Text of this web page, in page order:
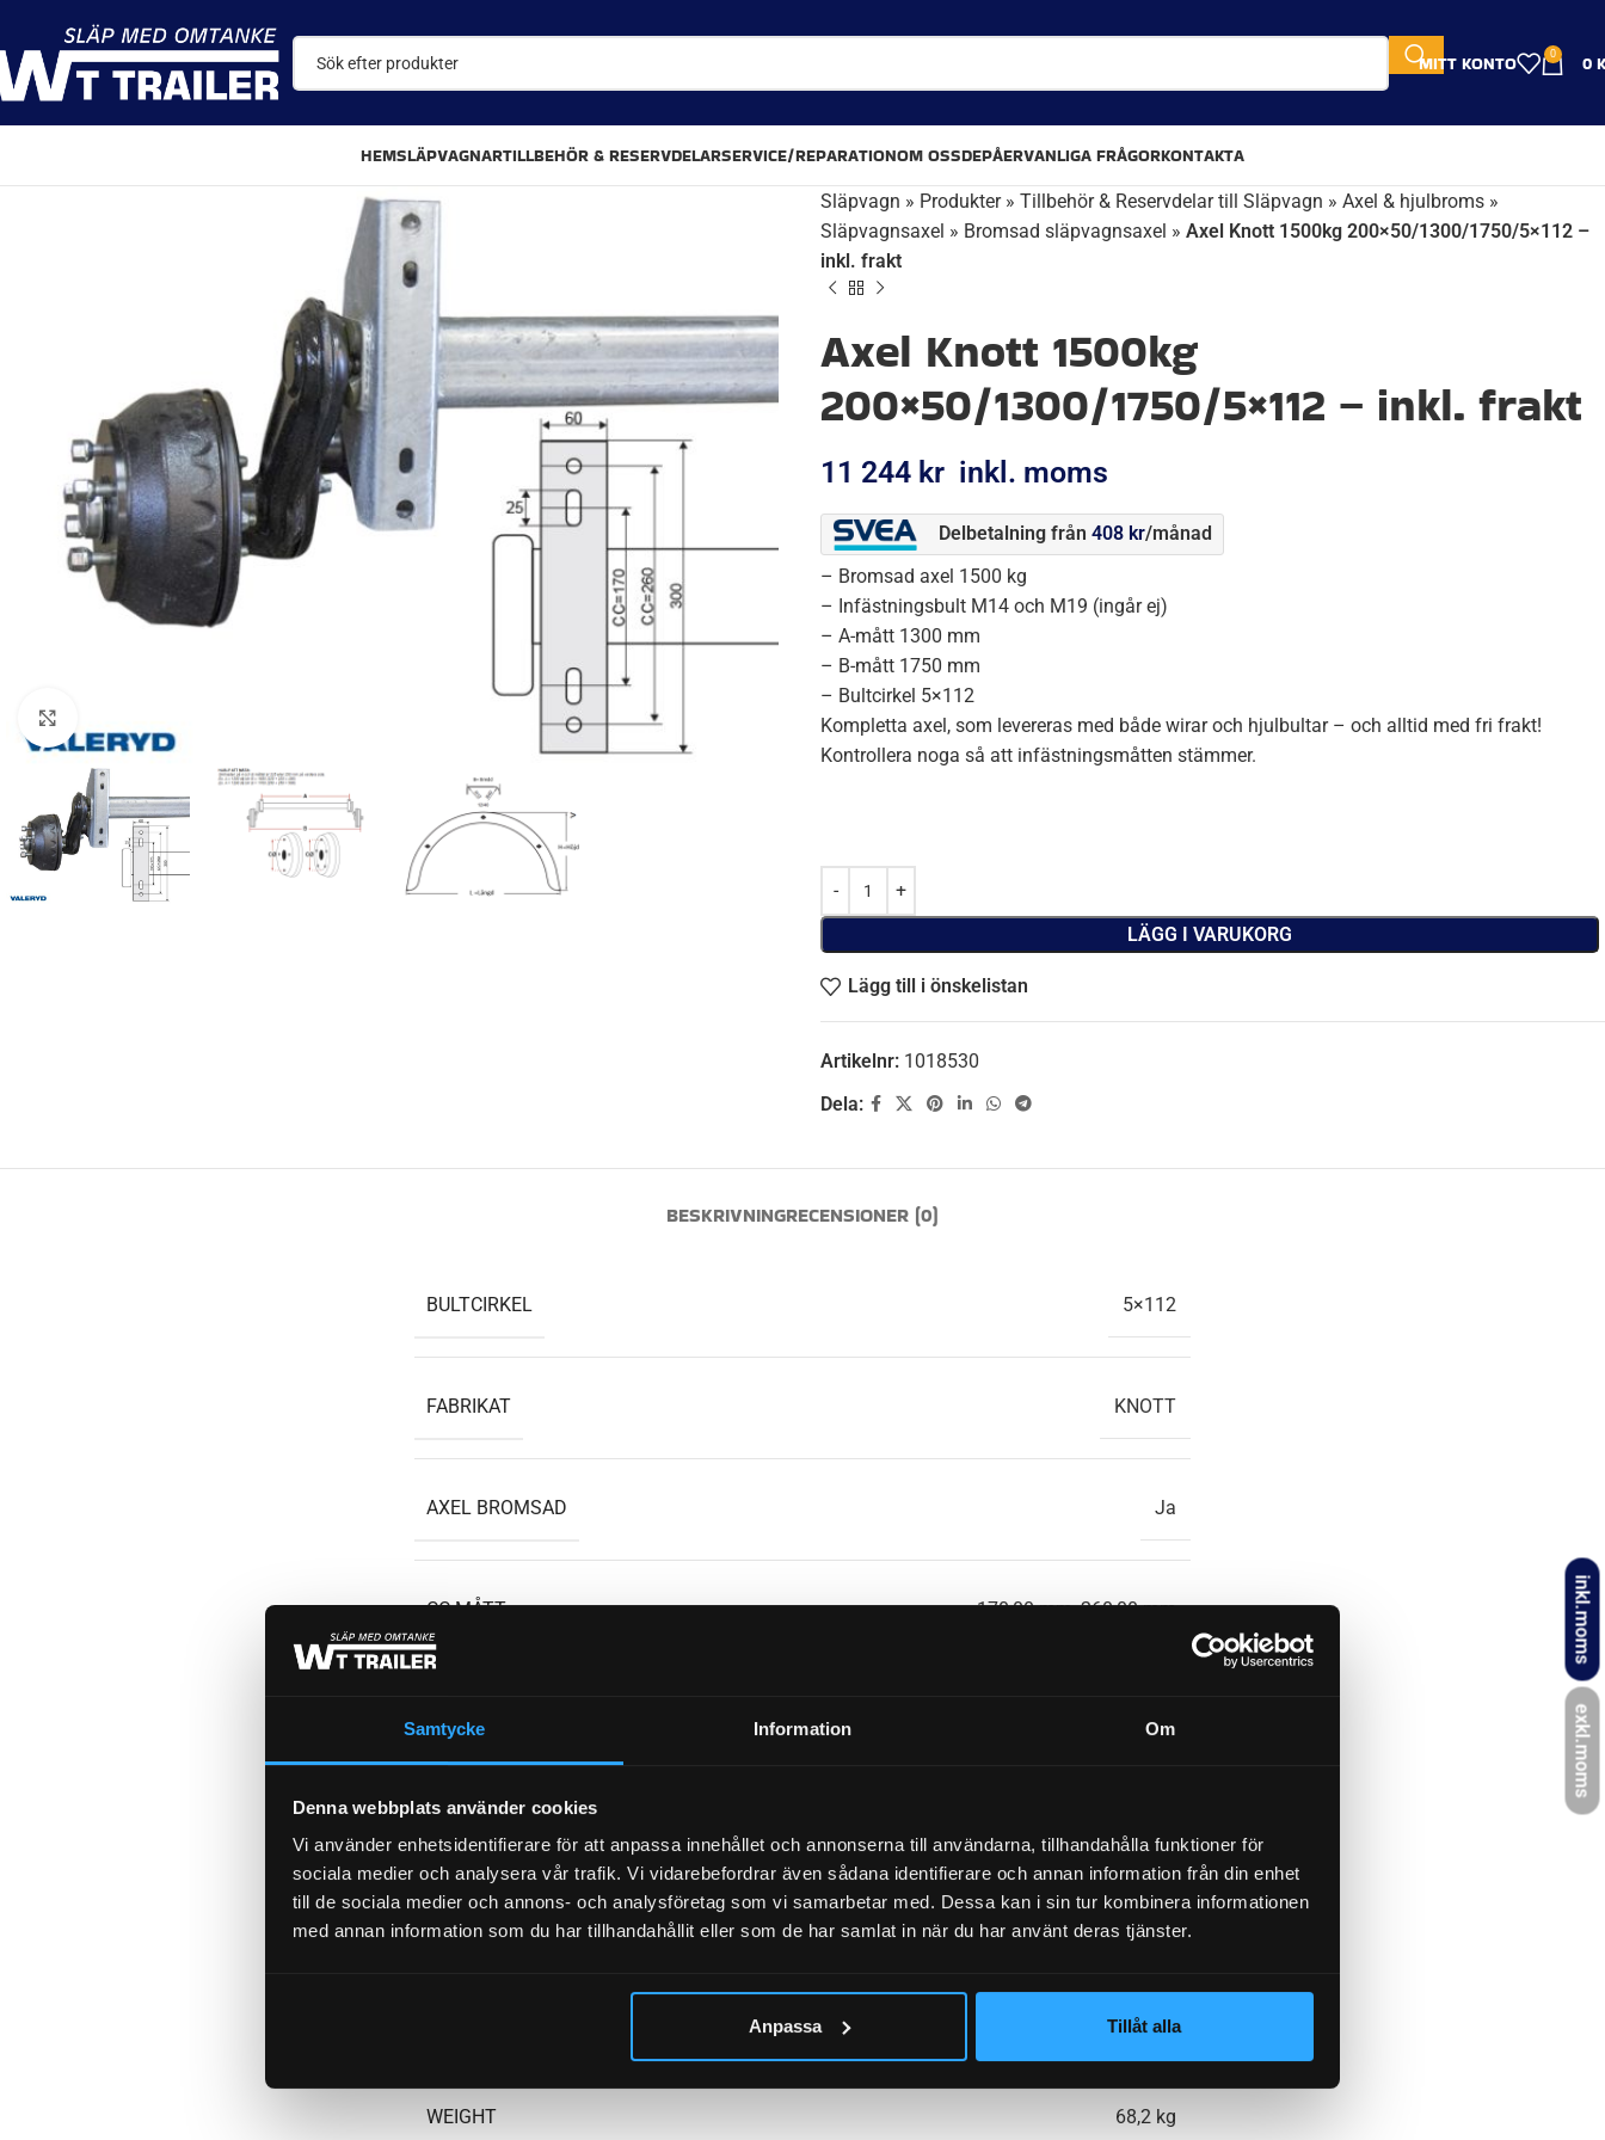
Samtycke Information Om
Denna webbplats använder cookies
Vi använder enhetsidentifierare för att anpassa innehållet och annonserna till användarna, tillhandahålla funktioner för
sociala medier och analysera vår trafik. Vi vidarebefordrar även sådana identifierare och annan information från din enhet
till de sociala medier och annons- och analysföretag som vi samarbetar med. Dessa kan i sin tur kombinera informationen
med annan information som du har tillhandahållit eller som de har samlat in när du har använt deras tjänster.
Anpassa Tillåt alla
inkl.moms
exkl.moms
MITT KONTO 0 0
HEMSLÄPVAGNARTILLBEHÖR & RESERVDELARSERVICE/REPARATIONOM OSSDEPÅERVANLIGA FRÅGORKONTAKTA
Släpvagn » Produkter» Tillbehör & Reservdelar till Släpvagn » Axel & hjulbroms »
Släpvagnsaxel » Bromsad släpvagnsaxel » Axel Knott 1500kg 200×50/1300/1750/5×112 –
inkl. frakt
Axel Knott 1500kg
200×50/1300/1750/5×112 – inkl. frakt
11 244 kr inkl. moms
Delbetalning från 408 kr/månad
– Bromsad axel 1500 kg
– Infästningsbult M14 och M19 (ingår ej)
– A-mått 1300 mm
– B-mått 1750 mm
– Bultcirkel 5×112
Kompletta axel, som levereras med både wirar och hjulbultar – och alltid med fri frakt!
Kontrollera noga så att infästningsmåtten stämmer.
LÄGG I VARUKORG
Lägg till i önskelistan
Artikelnr: 1018530
Dela:
BESKRIVNINGRECENSIONER (0)
BULTCIRKEL 5×112
FABRIKAT KNOTT
AXEL BROMSAD Ja
CC-MÅTT 170,00 mm, 260,00 mm
AXEL A-MÅTT
TOTALVIKT 1500 kg
KNOTT
WEIGHT 68,2 kg